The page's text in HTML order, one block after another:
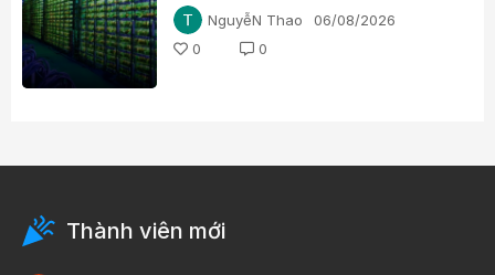
đường cho chip AI, thách
thức Nvidia
NguyễN Thao
06/08/2026
0
0
Thành viên mới